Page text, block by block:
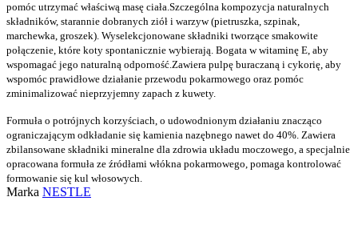
pomóc utrzymać właściwą masę ciała.Szczególna kompozycja naturalnych
składników, starannie dobranych ziół i warzyw (pietruszka, szpinak,
marchewka, groszek). Wyselekcjonowane składniki tworzące smakowite
połączenie, które koty spontanicznie wybierają. Bogata w witaminę E, aby
wspomagać jego naturalną odporność.Zawiera pulpę buraczaną i cykorię, aby
wspomóc prawidłowe działanie przewodu pokarmowego oraz pomóc
zminimalizować nieprzyjemny zapach z kuwety.
Formuła o potrójnych korzyściach, o udowodnionym działaniu znacząco
ograniczającym odkładanie się kamienia nazębnego nawet do 40%. Zawiera
zbilansowane składniki mineralne dla zdrowia układu moczowego, a specjalnie
opracowana formuła ze źródłami włókna pokarmowego, pomaga kontrolować
formowanie się kul włosowych.
Marka NESTLE